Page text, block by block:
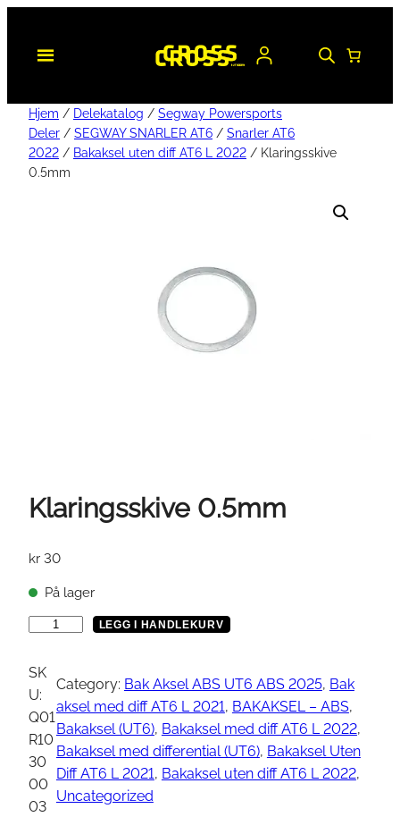
Hjem / Delekatalog / Segway Powersports
Deler / SEGWAY SNARLER AT6 / Snarler AT6
2022 / Bakaksel uten diff AT6 L 2022 / Klaringsskive
0.5mm
Klaringsskive 0.5mm
kr 30
På lager
a
r
i
n
g
s
s
LEGG I HANDLEKURV
SK
U:
Q01
R10
30
00
03
Category: Bak Aksel ABS UT6 ABS 2025, Bak
aksel med diff AT6 L 2021, BAKAKSEL – ABS
Bakaksel (UT6), Bakaksel med diff AT6 L 2022
Bakaksel med differential (UT6), Bakaksel Uten
Diff AT6 L 2021, Bakaksel uten diff AT6 L 2022
Uncategorized